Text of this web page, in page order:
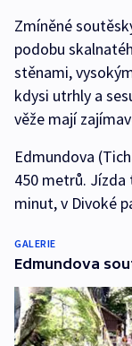
Zmíněné
podobu
stěnami,
kdysi utrhly a
věže mají
Edmundova
450 metrů. Jízda
minut, v Divoké
GALERIE
Edmundova